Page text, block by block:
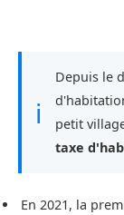
ℹ
Depuis le
petit
taxe
En 2021, la